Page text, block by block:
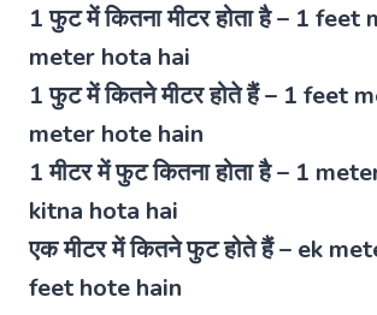
1 फुट में कितना मीटर होता है – 1 feet
meter hota hai
1 फुट में कितने मीटर होते हैं – 1 feet
meter hote hain
1 मीटर में फुट कितना होता है – 1
kitna hota hai
एक मीटर में कितने फुट होते हैं – ek
feet hote hain